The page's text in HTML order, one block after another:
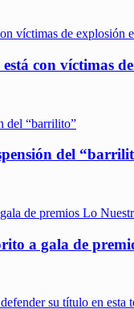
con víctimas
del
a gala de